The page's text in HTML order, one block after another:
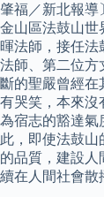
肇福／新北報導
金山區法鼓山世
暉法師，接任法
法師、第二位方
斷的聖嚴曾經在
有哭笑，本來沒
為宿志的豁達氣
此，即使法鼓山
的品質，建設人
續在人間社會散